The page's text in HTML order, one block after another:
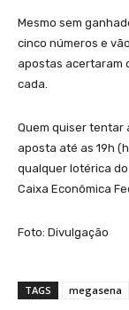
Mesmo sem
cinco números e
apostas acertaram
cada.
Quem quiser tentar
aposta até as 19h
qualquer lotérica
Caixa Econômica
Foto: Divulgação
TAGS megasena